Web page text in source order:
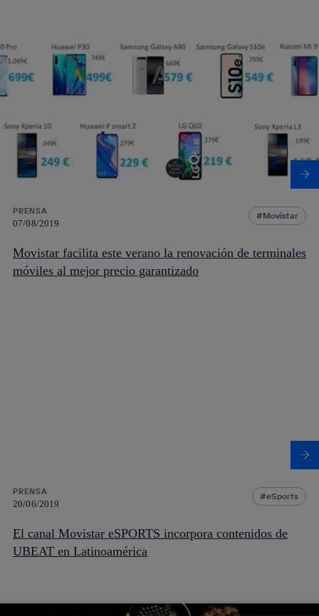
PRENSA
07/08/2019
Movistar
Movistar facilita este verano la renovación de terminales
móviles al mejor precio garantizado
PRENSA
20/06/2019
eSports
El canal Movistar eSPORTS incorpora contenidos de
UBEAT en Latinoamérica